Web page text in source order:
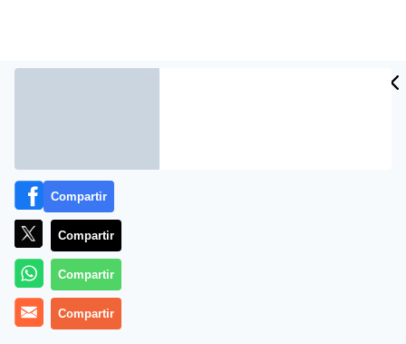
Más información
Compartir
Compartir
Compartir
Compartir